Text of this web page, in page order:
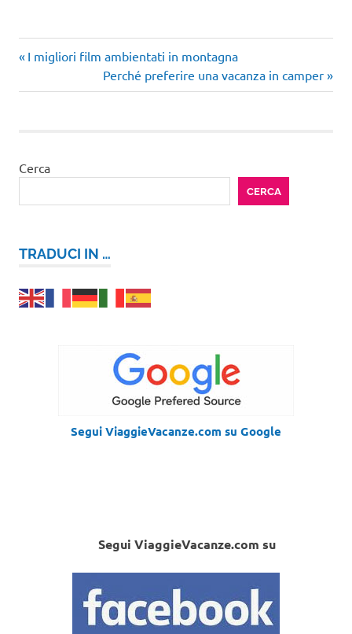
Navigazione
articoli
Articolo
I migliori film ambientati in montagna
Articolo
successivo:
Perché preferire una vacanza in camper
Cerca
CERCA
TRADUCI IN …
Segui ViaggieVacanze.com su Google
Segui ViaggieVacanze.com su